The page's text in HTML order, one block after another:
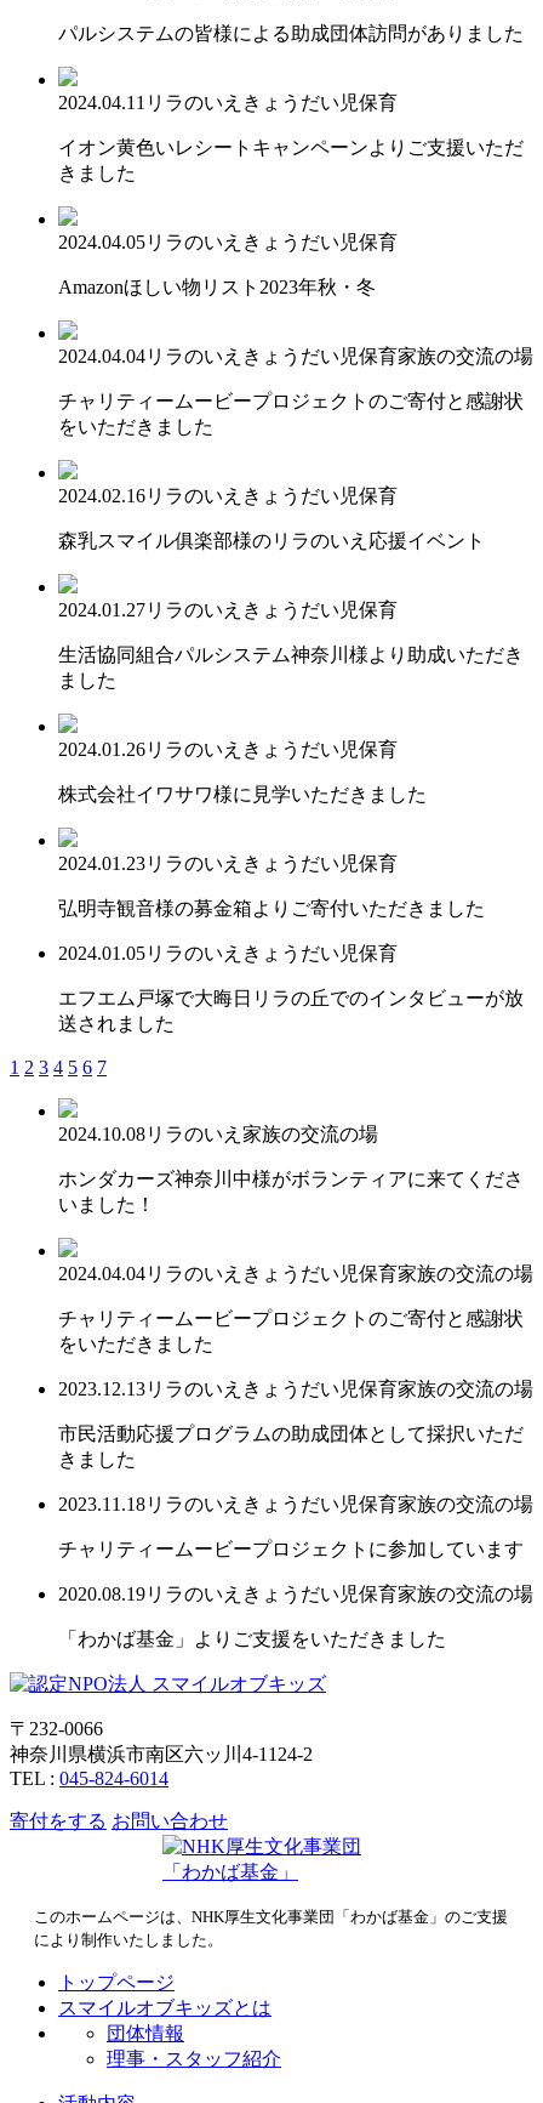
パルシステムの皆様による助成団体訪問がありました
2024.04.11 リラのいえ きょうだい児保育
イオン黄色いレシートキャンペーンよりご支援いただ
きました
2024.04.05リラのいえ きょうだい児保育
Amazonほしい物リスト2023年秋・冬
2024.04.04リラのいえ きょうだい児保育家族の交流の場
チャリティームービープロジェクトのご寄付と感謝状
をいただきました
2024.02.16リラのいえ きょうだい児保育
森乳スマイル俱楽部様のリラのいえ応援イベント
2024.01.27リラのいえ きょうだい児保育
生活協同組合パルシステム神奈川様より助成いただき
ました
2024.01.26リラのいえ きょうだい児保育
株式会社イワサワ様に見学いただきました
2024.01.23リラのいえ きょうだい児保育
弘明寺観音様の募金箱よりご寄付いただきました
2024.01.05リラのいえ きょうだい児保育
エフエム戸塚で大晦日リラの丘でのインタビューが放
送されました
1 2 3 4 5 6 7
2024.10.08リラのいえ 家族の交流の場
ホンダカーズ神奈川中様がボランティアに来てくださ
いました！
2024.04.04リラのいえ きょうだい児保育家族の交流の場
チャリティームービープロジェクトのご寄付と感謝状
をいただきました
2023.12.13リラのいえ きょうだい児保育家族の交流の場
市民活動応援プログラムの助成団体として採択いただ
きました
2023.11.18リラのいえ きょうだい児保育家族の交流の場
チャリティームービープロジェクトに参加しています
2020.08.19リラのいえ きょうだい児保育家族の交流の場
「わかば基金」よりご支援をいただきました
〒232-0066
神奈川県横浜市南区六ッ川4-1124-2
TEL : 045-824-6014
寄付をする お問い合わせ
このホームページは、NHK厚生文化事業団「わかば基金」のご支援
により制作いたしました。
トップページ
スマイルオブキッズとは
団体情報
理事・スタッフ紹介